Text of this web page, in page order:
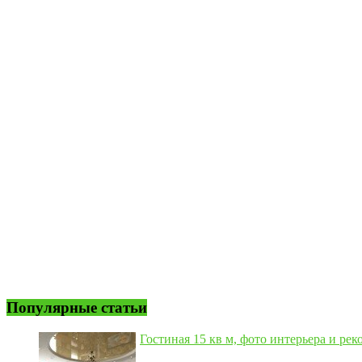
Популярные статьи
Гостиная 15 кв м, фото интерьера и